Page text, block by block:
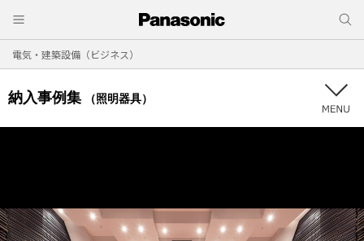
電気・建築設備（ビジネス）
納入事例集 （照明器具）